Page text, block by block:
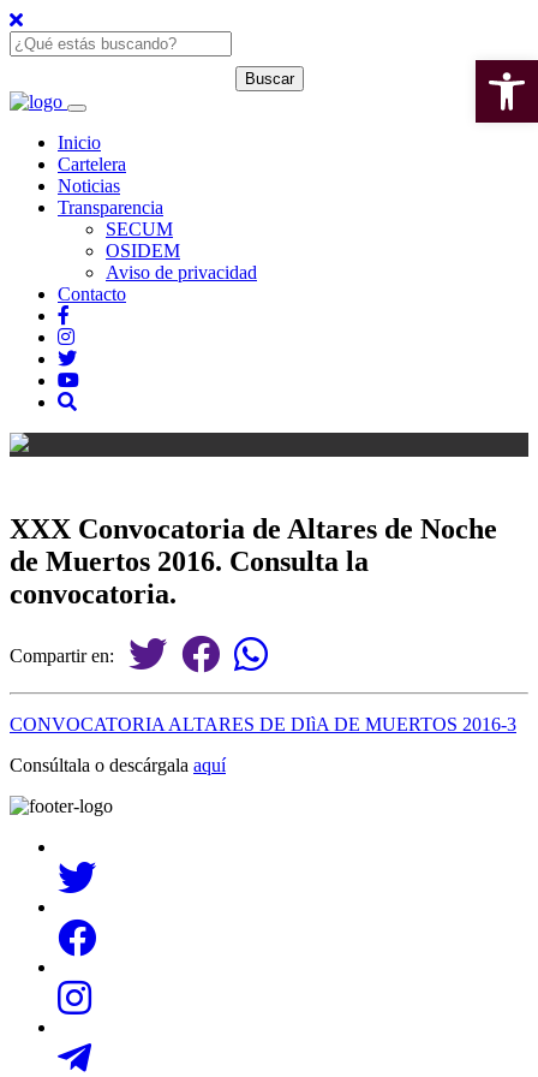
Inicio
Cartelera
Noticias
Transparencia
SECUM
OSIDEM
Aviso de privacidad
Contacto
XXX Convocatoria de Altares de Noche
de Muertos 2016. Consulta la
convocatoria.
Compartir en:
CONVOCATORIA ALTARES DE DIìA DE MUERTOS 2016-3
Consúltala o descárgala aquí